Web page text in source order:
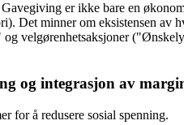
er ikke bare en
Det minner om eksistensen av
velgørenhetsaksjoner
og integrasjon av
for å redusere sosial spenning.